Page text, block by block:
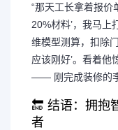
“那天工长拿着报价
20%材料’，我马上
维模型测算，扣除
应该刚好’。看着他
—— 刚完成装修的
🔚 结语：拥抱
者